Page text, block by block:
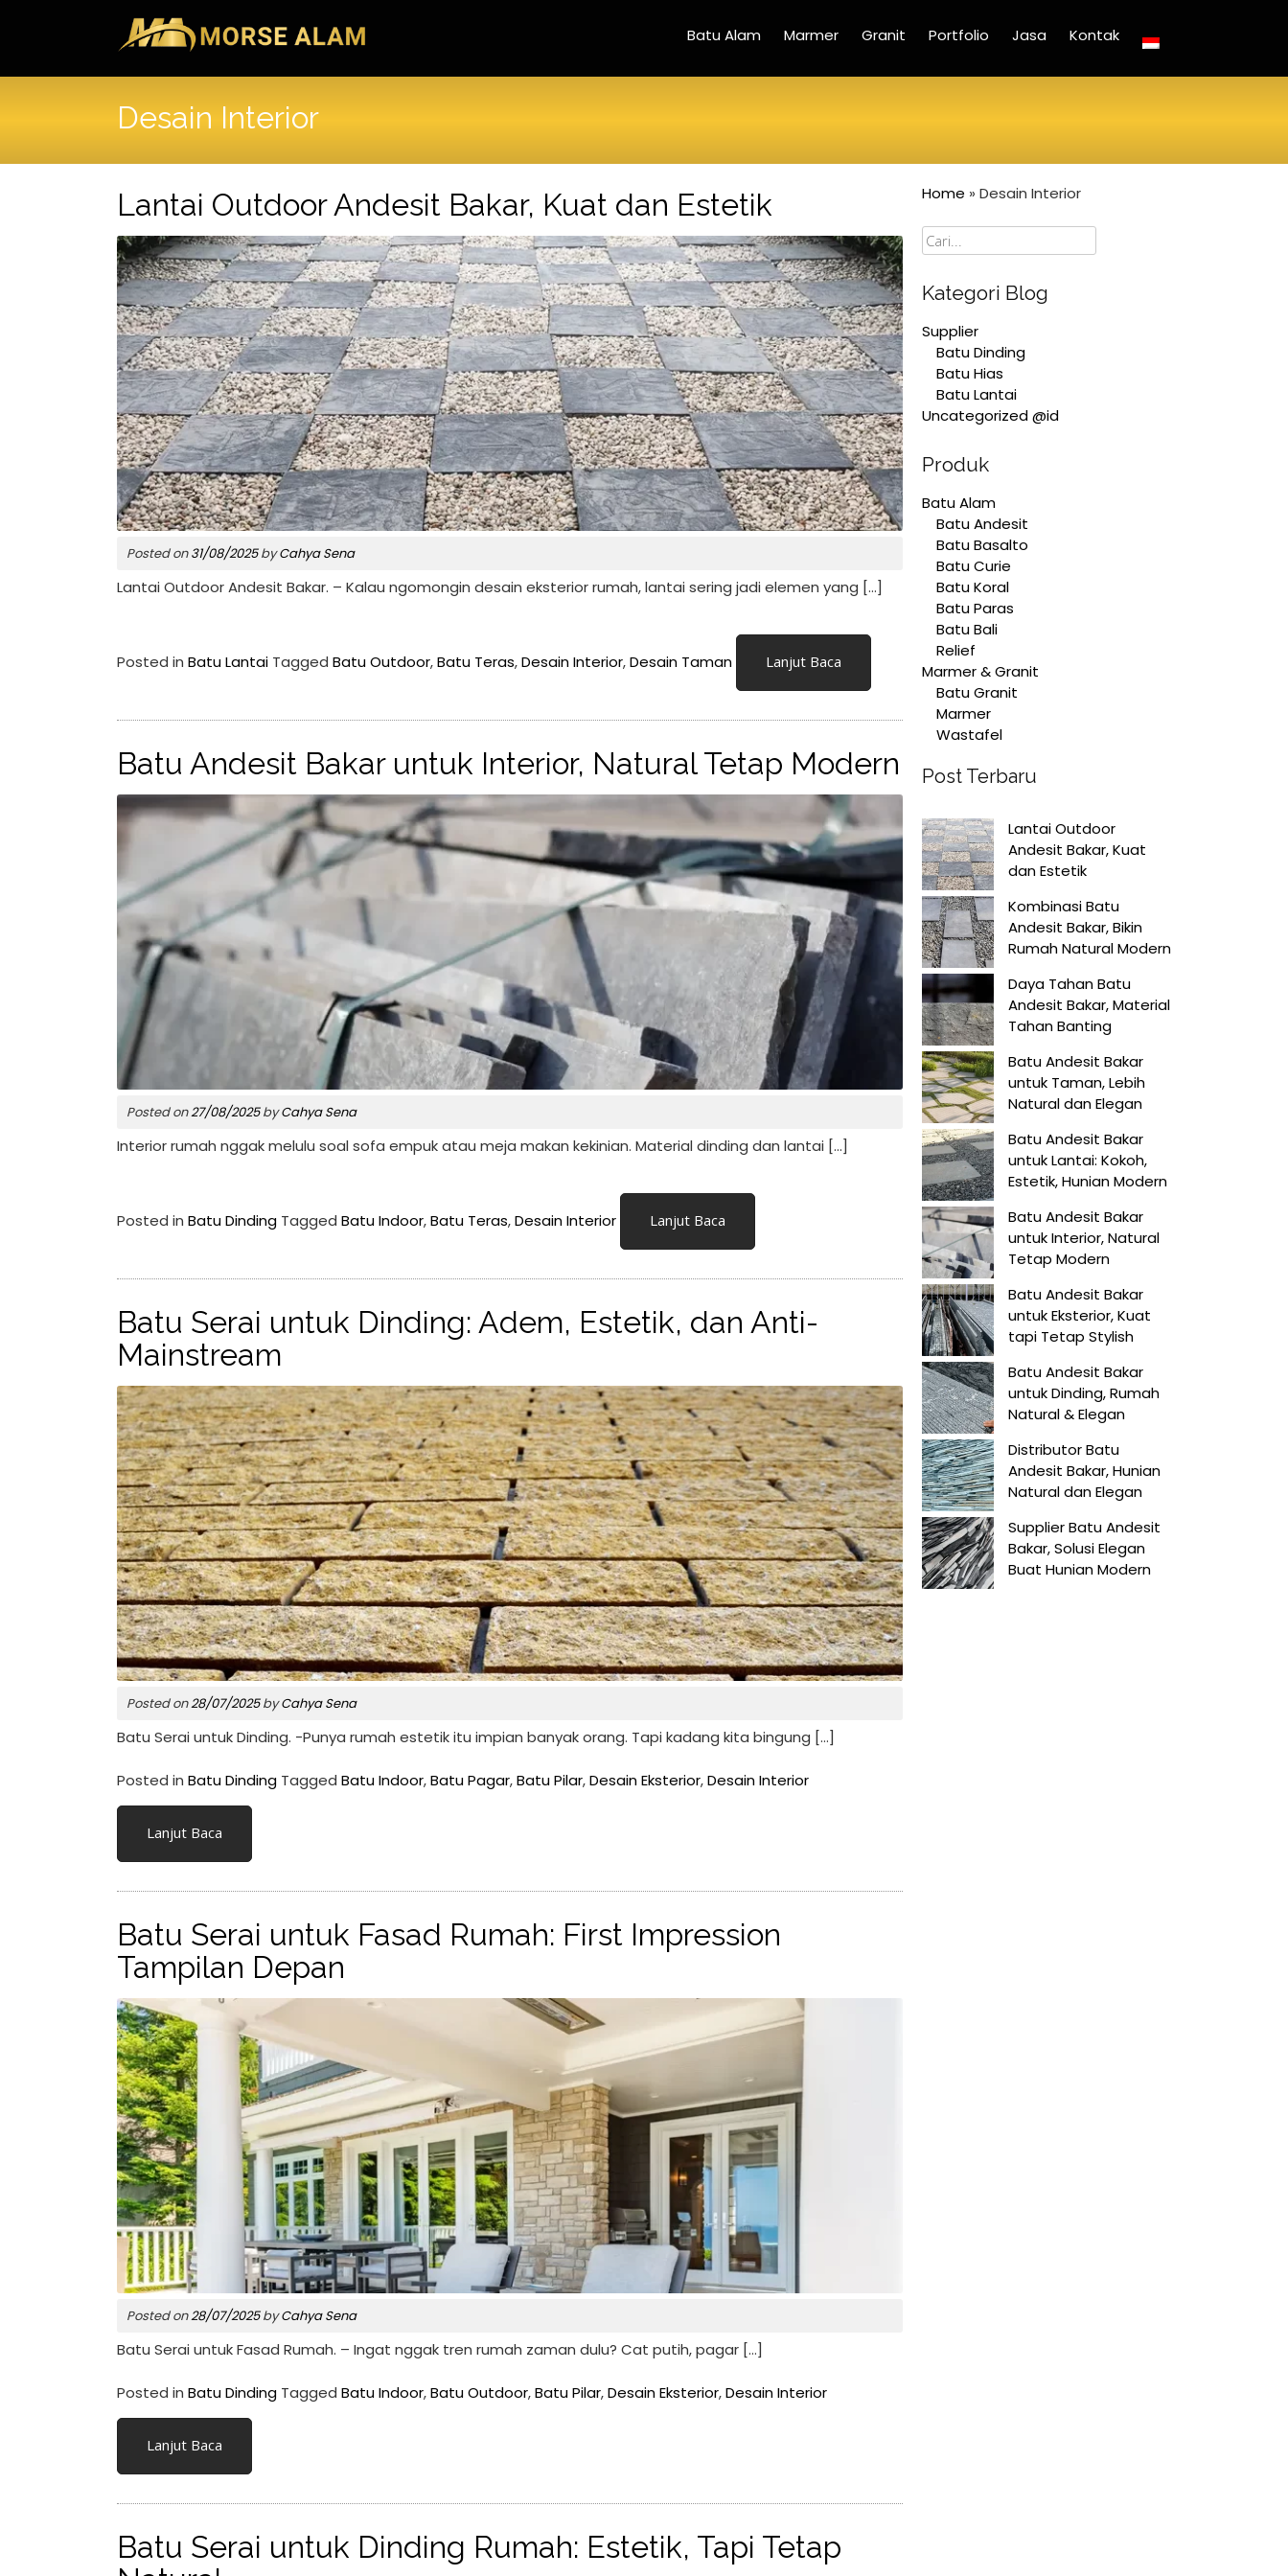
Batu Alam Marmer Granit Portfolio Jasa Kontak
Desain Interior
Lantai Outdoor Andesit Bakar, Kuat dan Estetik
Posted on31/08/2025byCahya Sena
Lantai Outdoor Andesit Bakar. – Kalau ngomongin desain eksterior rumah, lantai sering jadi elemen yang […]
Posted in Batu Lantai Tagged Batu Outdoor,Batu Teras,Desain Interior,Desain Taman Lanjut Baca
Batu Andesit Bakar untuk Interior, Natural Tetap Modern
Posted on27/08/2025byCahya Sena
Interior rumah nggak melulu soal sofa empuk atau meja makan kekinian. Material dinding dan lantai […]
Posted in Batu Dinding Tagged Batu Indoor,Batu Teras,Desain Interior Lanjut Baca
Batu Serai untuk Dinding: Adem, Estetik, dan Anti-
Mainstream
Posted on28/07/2025byCahya Sena
Batu Serai untuk Dinding. -Punya rumah estetik itu impian banyak orang. Tapi kadang kita bingung […]
Posted in Batu Dinding Tagged Batu Indoor,Batu Pagar,Batu Pilar,Desain Eksterior,Desain Interior
Lanjut Baca
Batu Serai untuk Fasad Rumah: First Impression
Tampilan Depan
Posted on28/07/2025byCahya Sena
Batu Serai untuk Fasad Rumah. – Ingat nggak tren rumah zaman dulu? Cat putih, pagar […]
Posted in Batu Dinding Tagged Batu Indoor,Batu Outdoor,Batu Pilar,Desain Eksterior,Desain Interior
Lanjut Baca
Batu Serai untuk Dinding Rumah: Estetik, Tapi Tetap
Home » Desain Interior
Cari
Kategori Blog
Supplier
Batu Dinding
Batu Hias
Batu Lantai
Uncategorized @id
Produk
Batu Alam
Batu Andesit
Batu Basalto
Batu Curie
Batu Koral
Batu Paras
Batu Bali
Relief
Marmer & Granit
Batu Granit
Marmer
Wastafel
Post Terbaru
Lantai Outdoor
Andesit Bakar, Kuat
dan Estetik
Kombinasi Batu
Andesit Bakar, Bikin
Rumah Natural Modern
Daya Tahan Batu
Andesit Bakar, Material
Tahan Banting
Batu Andesit Bakar
untuk Taman, Lebih
Natural dan Elegan
Batu Andesit Bakar
untuk Lantai: Kokoh,
Estetik, Hunian Modern
Batu Andesit Bakar
untuk Interior, Natural
Tetap Modern
Batu Andesit Bakar
untuk Eksterior, Kuat
tapi Tetap Stylish
Batu Andesit Bakar
untuk Dinding, Rumah
Natural & Elegan
Distributor Batu
Andesit Bakar, Hunian
Natural dan Elegan
Supplier Batu Andesit
Bakar, Solusi Elegan
Buat Hunian Modern